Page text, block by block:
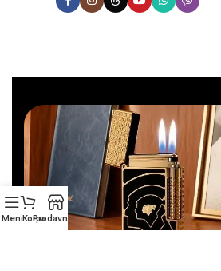
MeniKorpaProdavnica